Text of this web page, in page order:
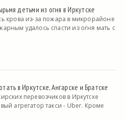
детьми из огня в Иркутске
крова из-за пожара в микрорайоне
удалось спасти из огня мать с
в Иркутске, Ангарске и Братске
перевозчиков в Иркутске
агрегатор такси - Uber. Кроме